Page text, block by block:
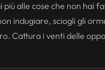
alle cose che non hai
indugiare, sciogli gli
Cattura i venti delle